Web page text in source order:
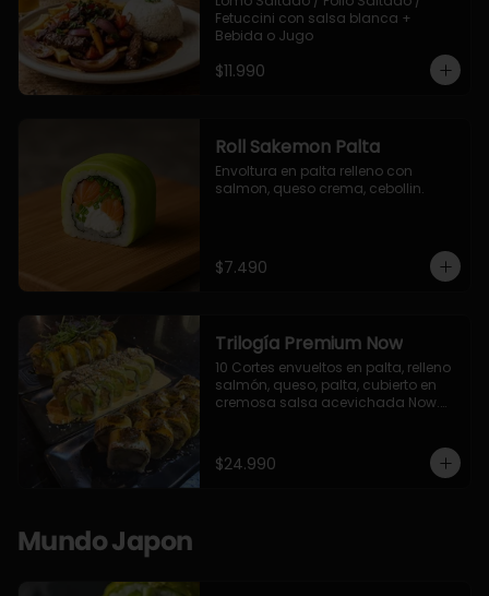
Fetuccini con salsa blanca +
Bebida o Jugo
$11.990
Roll Sakemon Palta
Envoltura en palta relleno con
salmon, queso crema, cebollin.
$7.490
Trilogía Premium Now
10 Cortes envueltos en palta, relleno
salmón, queso, palta, cubierto en
cremosa salsa acevichada Now.
palta, cubierto con topping de
chimichurri de la casa flambeado.
$24.990
Mundo Japon